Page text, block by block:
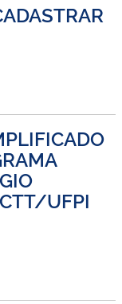
UFPI